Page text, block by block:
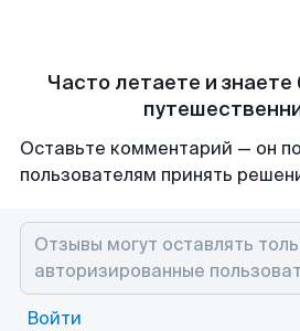
Часто летаете и
Оставьте комментарий — он
пользователям принять
Войти